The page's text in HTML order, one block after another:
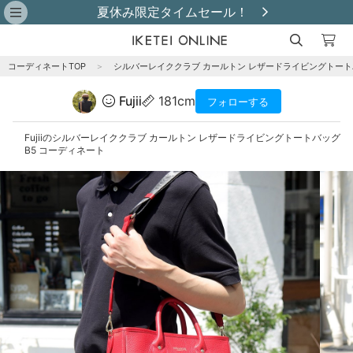
夏休み限定タイムセール！
コーディネートTOP ＞ シルバーレイククラブ カールトン レザードライビングトー
Fujii 181cm フォローする
Fujiiのシルバーレイククラブ カールトン レザードライビングトートバッグ
B5 コーディネート